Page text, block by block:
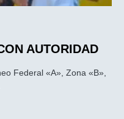
AUTORIDAD
Federal «A», Zona «B»,